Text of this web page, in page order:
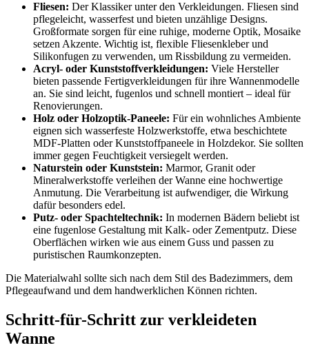
Fliesen: Der Klassiker unter den Verkleidungen. Fliesen sind
pflegeleicht, wasserfest und bieten unzählige Designs.
Großformate sorgen für eine ruhige, moderne Optik, Mosaike
setzen Akzente. Wichtig ist, flexible Fliesenkleber und
Silikonfugen zu verwenden, um Rissbildung zu vermeiden.
Acryl- oder Kunststoffverkleidungen: Viele Hersteller
bieten passende Fertigverkleidungen für ihre Wannenmodelle
an. Sie sind leicht, fugenlos und schnell montiert – ideal für
Renovierungen.
Holz oder Holzoptik-Paneele: Für ein wohnliches Ambiente
eignen sich wasserfeste Holzwerkstoffe, etwa beschichtete
MDF-Platten oder Kunststoffpaneele in Holzdekor. Sie sollten
immer gegen Feuchtigkeit versiegelt werden.
Naturstein oder Kunststein: Marmor, Granit oder
Mineralwerkstoffe verleihen der Wanne eine hochwertige
Anmutung. Die Verarbeitung ist aufwendiger, die Wirkung
dafür besonders edel.
Putz- oder Spachteltechnik: In modernen Bädern beliebt ist
eine fugenlose Gestaltung mit Kalk- oder Zementputz. Diese
Oberflächen wirken wie aus einem Guss und passen zu
puristischen Raumkonzepten.
Die Materialwahl sollte sich nach dem Stil des Badezimmers, dem
Pflegeaufwand und dem handwerklichen Können richten.
Schritt-für-Schritt zur verkleideten
Wanne